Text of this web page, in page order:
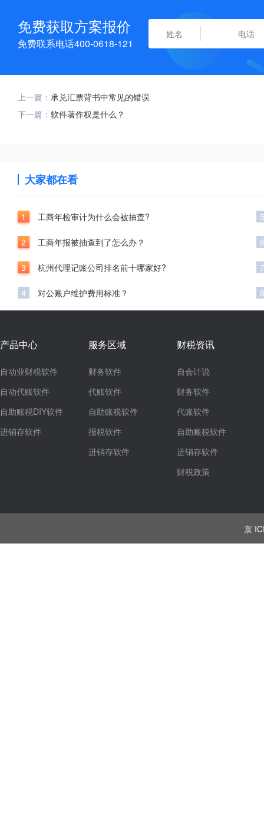
免费获取方案报价
免费联系电话400-0618-121
上一篇： 承兑汇票背书中常见的错误
下一篇： 软件著作权是什么？
大家都在看
1 工商年检审计为什么会被抽查?
2 工商年报被抽查到了怎么办？
3 杭州代理记账公司排名前十哪家好?
4 对公账户维护费用标准？
5
6
7
8
产品中心
自动业财税软件
自动代账软件
自助账税DIY软件
进销存软件
服务区域
财务软件
代账软件
自助账税软件
报税软件
进销存软件
财税资讯
自会计说
财务软件
代账软件
自助账税软件
进销存软件
财税政策
京